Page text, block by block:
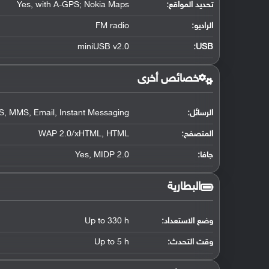
تحديد المواقع:
Yes, with A-GPS; Nokia Maps
الراديو: FM radio
USB
:
miniUSB v2.0
خصائص أخرى
الرسائل: MMS, Email, Instant Messaging
المتصفح: WAP 2.0/xHTML, HTML
جافا: Yes, MIDP 2.0
البطارية
وضع الاستعداد: Up to 330 h
وقت التحدث: Up to 5 h